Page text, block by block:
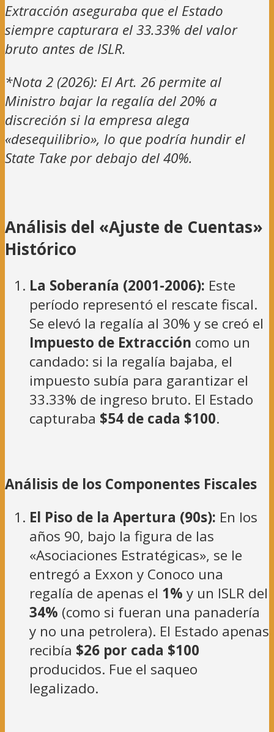
Extracción aseguraba que el Estado
siempre capturara el 33.33% del valor
bruto antes de ISLR.
*Nota 2 (2026): El Art. 26 permite al
Ministro bajar la regalía del 20% a
discreción si la empresa alega
«desequilibrio», lo que podría hundir el
State Take por debajo del 40%.
Análisis del «Ajuste de Cuentas»
Histórico
La Soberanía (2001-2006): Este
período representó el rescate fiscal.
Se elevó la regalía al 30% y se creó el
Impuesto de Extracción como un
candado: si la regalía bajaba, el
impuesto subía para garantizar el
33.33% de ingreso bruto. El Estado
capturaba $54 de cada $100.
Análisis de los Componentes Fiscales
El Piso de la Apertura (90s): En los
años 90, bajo la figura de las
«Asociaciones Estratégicas», se le
entregó a Exxon y Conoco una
regalía de apenas el 1% y un ISLR del
34% (como si fueran una panadería
y no una petrolera). El Estado apenas
recibía $26 por cada $100
producidos. Fue el saqueo
legalizado.